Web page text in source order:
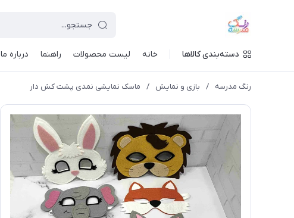
دسته‌بندی کالاها خانه لیست محصولات راهنما درباره ما
رنگ مدرسه / بازی و نمایش / ماسک نمایشی نمدی پشت کش دار